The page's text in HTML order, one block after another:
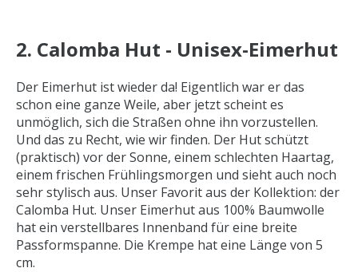
2. Calomba Hut - Unisex-Eimerhut
Der Eimerhut ist wieder da! Eigentlich war er das
schon eine ganze Weile, aber jetzt scheint es
unmöglich, sich die Straßen ohne ihn vorzustellen.
Und das zu Recht, wie wir finden. Der Hut schützt
(praktisch) vor der Sonne, einem schlechten Haartag,
einem frischen Frühlingsmorgen und sieht auch noch
sehr stylisch aus. Unser Favorit aus der Kollektion: der
Calomba Hut. Unser Eimerhut aus 100% Baumwolle
hat ein verstellbares Innenband für eine breite
Passformspanne. Die Krempe hat eine Länge von 5
cm.